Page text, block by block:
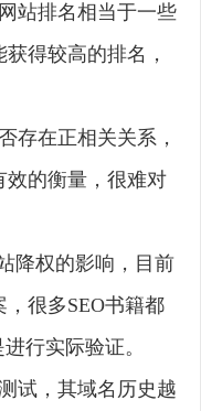
站排名相当于一些
得较高的排名，
存在正相关关系，
效的衡量，很难对
降权的影响，目前
很多SEO书籍都
行实际验证。
试，其域名历史越